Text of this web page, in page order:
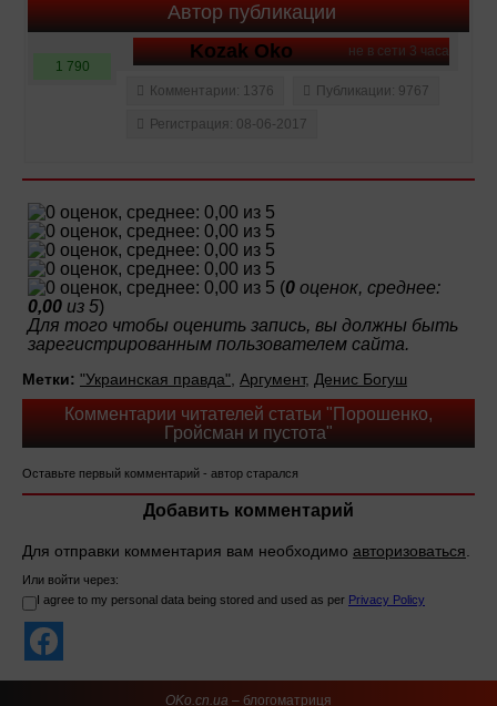
Автор публикации
не в сети 3 часа
Kozak Oko
1 790
Комментарии: 1376
Публикации: 9767
Регистрация: 08-06-2017
(0 оценок, среднее:
0,00 из 5)
Для того чтобы оценить запись, вы должны быть
зарегистрированным пользователем сайта.
Метки: "Украинская правда", Аргумент, Денис Богуш
Комментарии читателей статьи "Порошенко,
Гройсман и пустота"
Оставьте первый комментарий - автор старался
Добавить комментарий
Для отправки комментария вам необходимо авторизоваться.
Или войти через:
I agree to my personal data being stored and used as per Privacy Policy
OKo.cn.ua – блогоматриця